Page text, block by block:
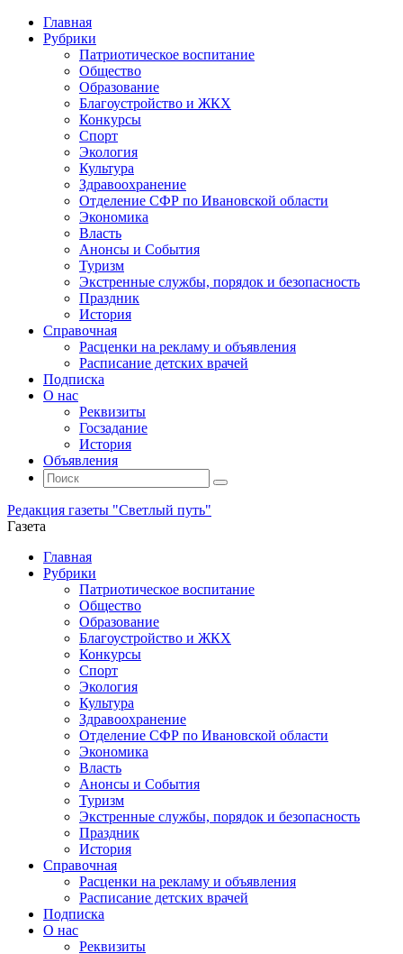
Главная
Рубрики
Патриотическое воспитание
Общество
Образование
Благоустройство и ЖКХ
Конкурсы
Спорт
Экология
Культура
Здравоохранение
Отделение СФР по Ивановской области
Экономика
Власть
Анонсы и События
Туризм
Экстренные службы, порядок и безопасность
Праздник
История
Справочная
Расценки на рекламу и объявления
Расписание детских врачей
Подписка
О нас
Реквизиты
Госзадание
История
Объявления
Поиск
Искать:
Поиск
Редакция газеты "Светлый путь"
Газета
Промотать
содержимому
Главная
Рубрики
Патриотическое воспитание
Общество
Образование
Благоустройство и ЖКХ
Конкурсы
Спорт
Экология
Культура
Здравоохранение
Отделение СФР по Ивановской области
Экономика
Власть
Анонсы и События
Туризм
Экстренные службы, порядок и безопасность
Праздник
История
Справочная
Расценки на рекламу и объявления
Расписание детских врачей
Подписка
О нас
Реквизиты